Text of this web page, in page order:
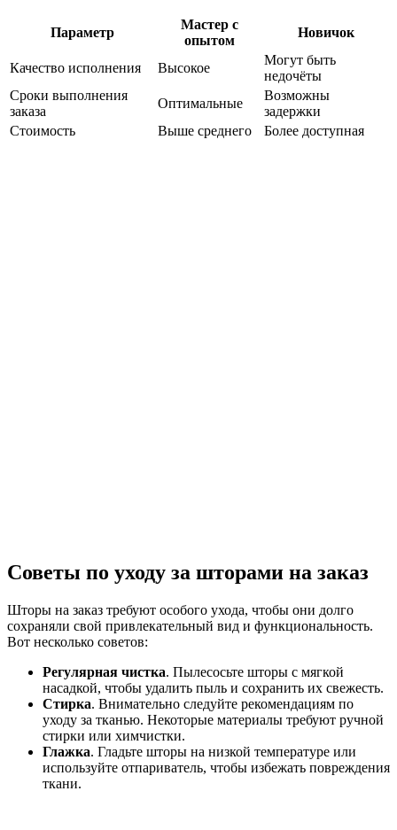
Параметр
Мастер с
опытом
Новичок
Качество исполнения Высокое
Могут быть
недочёты
Сроки выполнения
заказа
Оптимальные
Возможны
задержки
Стоимость
Выше среднего Более доступная
Советы по уходу за шторами на заказ
Шторы на заказ требуют особого ухода, чтобы они долго
сохраняли свой привлекательный вид и функциональность.
Вот несколько советов:
Регулярная чистка. Пылесосьте шторы с мягкой
насадкой, чтобы удалить пыль и сохранить их свежесть.
Стирка. Внимательно следуйте рекомендациям по
уходу за тканью. Некоторые материалы требуют ручной
стирки или химчистки.
Глажка. Гладьте шторы на низкой температуре или
используйте отпариватель, чтобы избежать повреждения
ткани.